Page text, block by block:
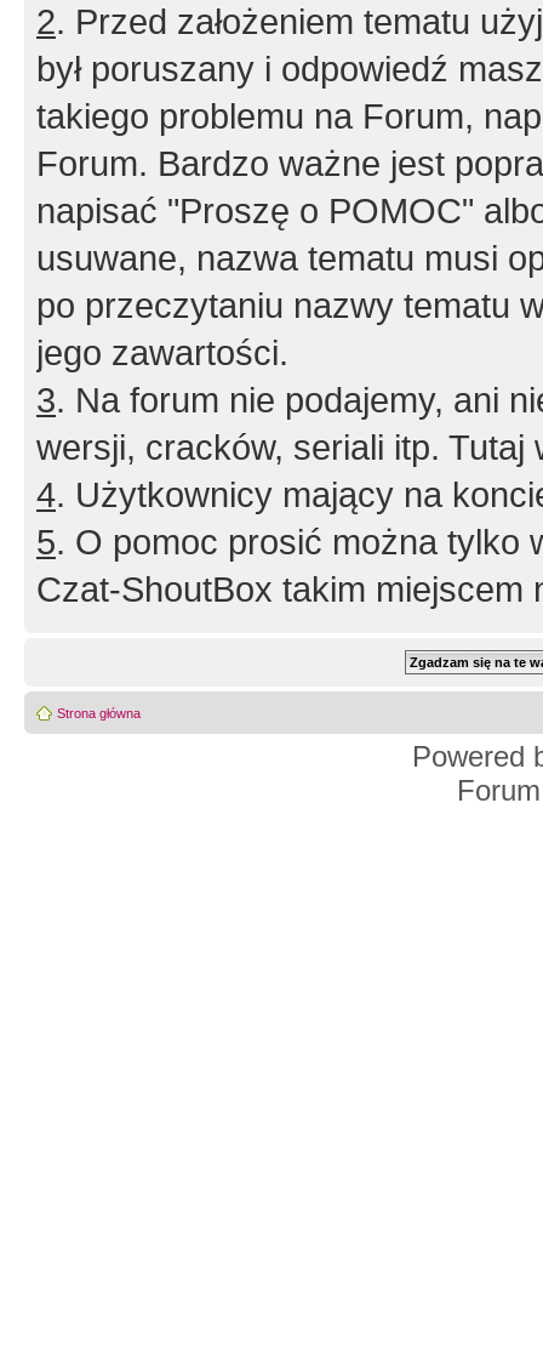
2. Przed założeniem tematu
był poruszany i odpowiedź
takiego problemu na Forum,
Forum. Bardzo ważne jest
napisać "Proszę o POMOC"
usuwane, nazwa tematu musi
po przeczytaniu nazwy tematu
jego zawartości.
3. Na forum nie podajemy, ani
wersji, cracków, seriali itp. Tutaj
4. Użytkownicy mający na
5. O pomoc prosić można tylko
Czat-ShoutBox takim miejscem
Strona główna
Powered